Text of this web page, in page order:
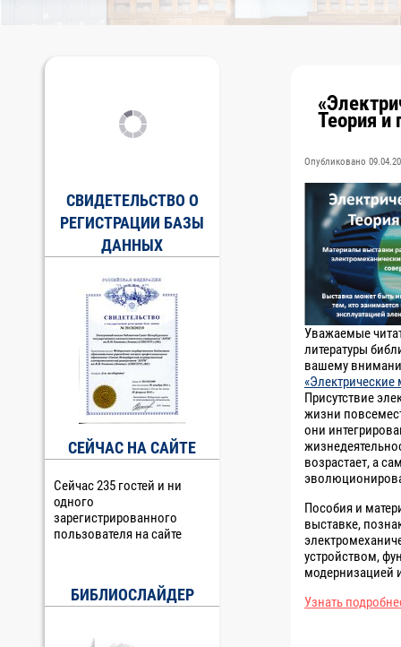
СВИДЕТЕЛЬСТВО О
РЕГИСТРАЦИИ БАЗЫ
ДАННЫХ
СЕЙЧАС НА САЙТЕ
Сейчас 235 гостей и ни
одного
зарегистрированного
пользователя на сайте
БИБЛИОСЛАЙДЕР
Теория и
Опубликовано
Уважаемые
литературы
вашему
Присутствие
жизни
они
возрастает, а
Пособия и
выставке,
устройством,
модернизацией
Узнать